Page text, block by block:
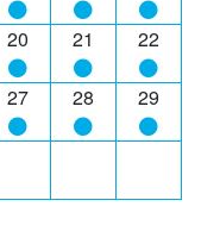
20 21 22
27 28 29